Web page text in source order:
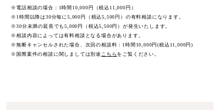
※電話相談の場合：1時間10,000円（税込11,000円）
※1時間以降は30分毎に5,000円（税込5,500円）の有料相談になります。
※30分未満の延長でも5,000円（税込5,500円）が発生いたします。
※相談内容によっては有料相談となる場合があります。
※無断キャンセルされた場合、次回の相談料：1時間10,000円(税込11,000円)
※国際案件の相談に関しましては別途 こちらをご覧ください。